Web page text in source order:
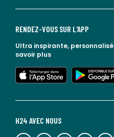
H24 AVEC NOUS
lien vers l'espace réseaux sociaux lien vers l'espace réseaux sociaux lien vers l'espace réseaux sociaux lien vers l'espace réseaux sociaux lien vers l'espace réseaux
RENDEZ-VOUS SUR L'APP
Ultra inspirante,
savoir plus
lien vers l'app store
lien vers google play